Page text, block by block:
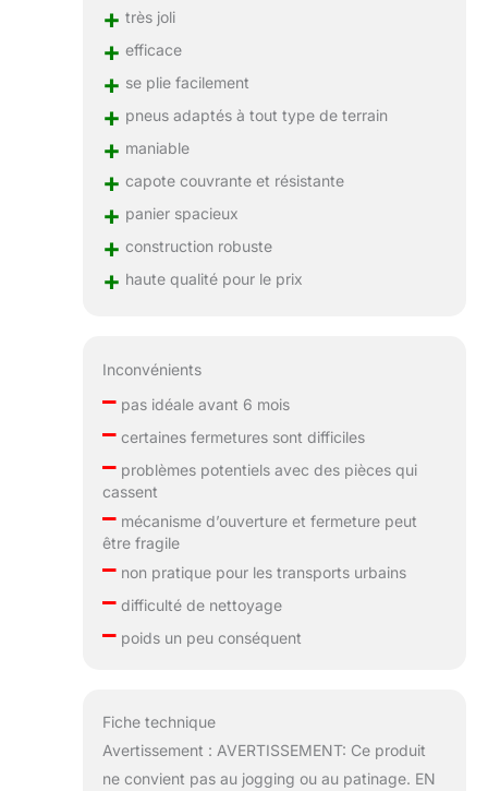
+ très joli
+ efficace
+ se plie facilement
+ pneus adaptés à tout type de terrain
+ maniable
+ capote couvrante et résistante
+ panier spacieux
+ construction robuste
+ haute qualité pour le prix
Inconvénients
–pas idéale avant 6 mois
–certaines fermetures sont difficiles
–problèmes potentiels avec des pièces qui
cassent
–mécanisme d’ouverture et fermeture peut
être fragile
–non pratique pour les transports urbains
–difficulté de nettoyage
–poids un peu conséquent
Fiche technique
Avertissement : AVERTISSEMENT: Ce produit
ne convient pas au jogging ou au patinage. EN